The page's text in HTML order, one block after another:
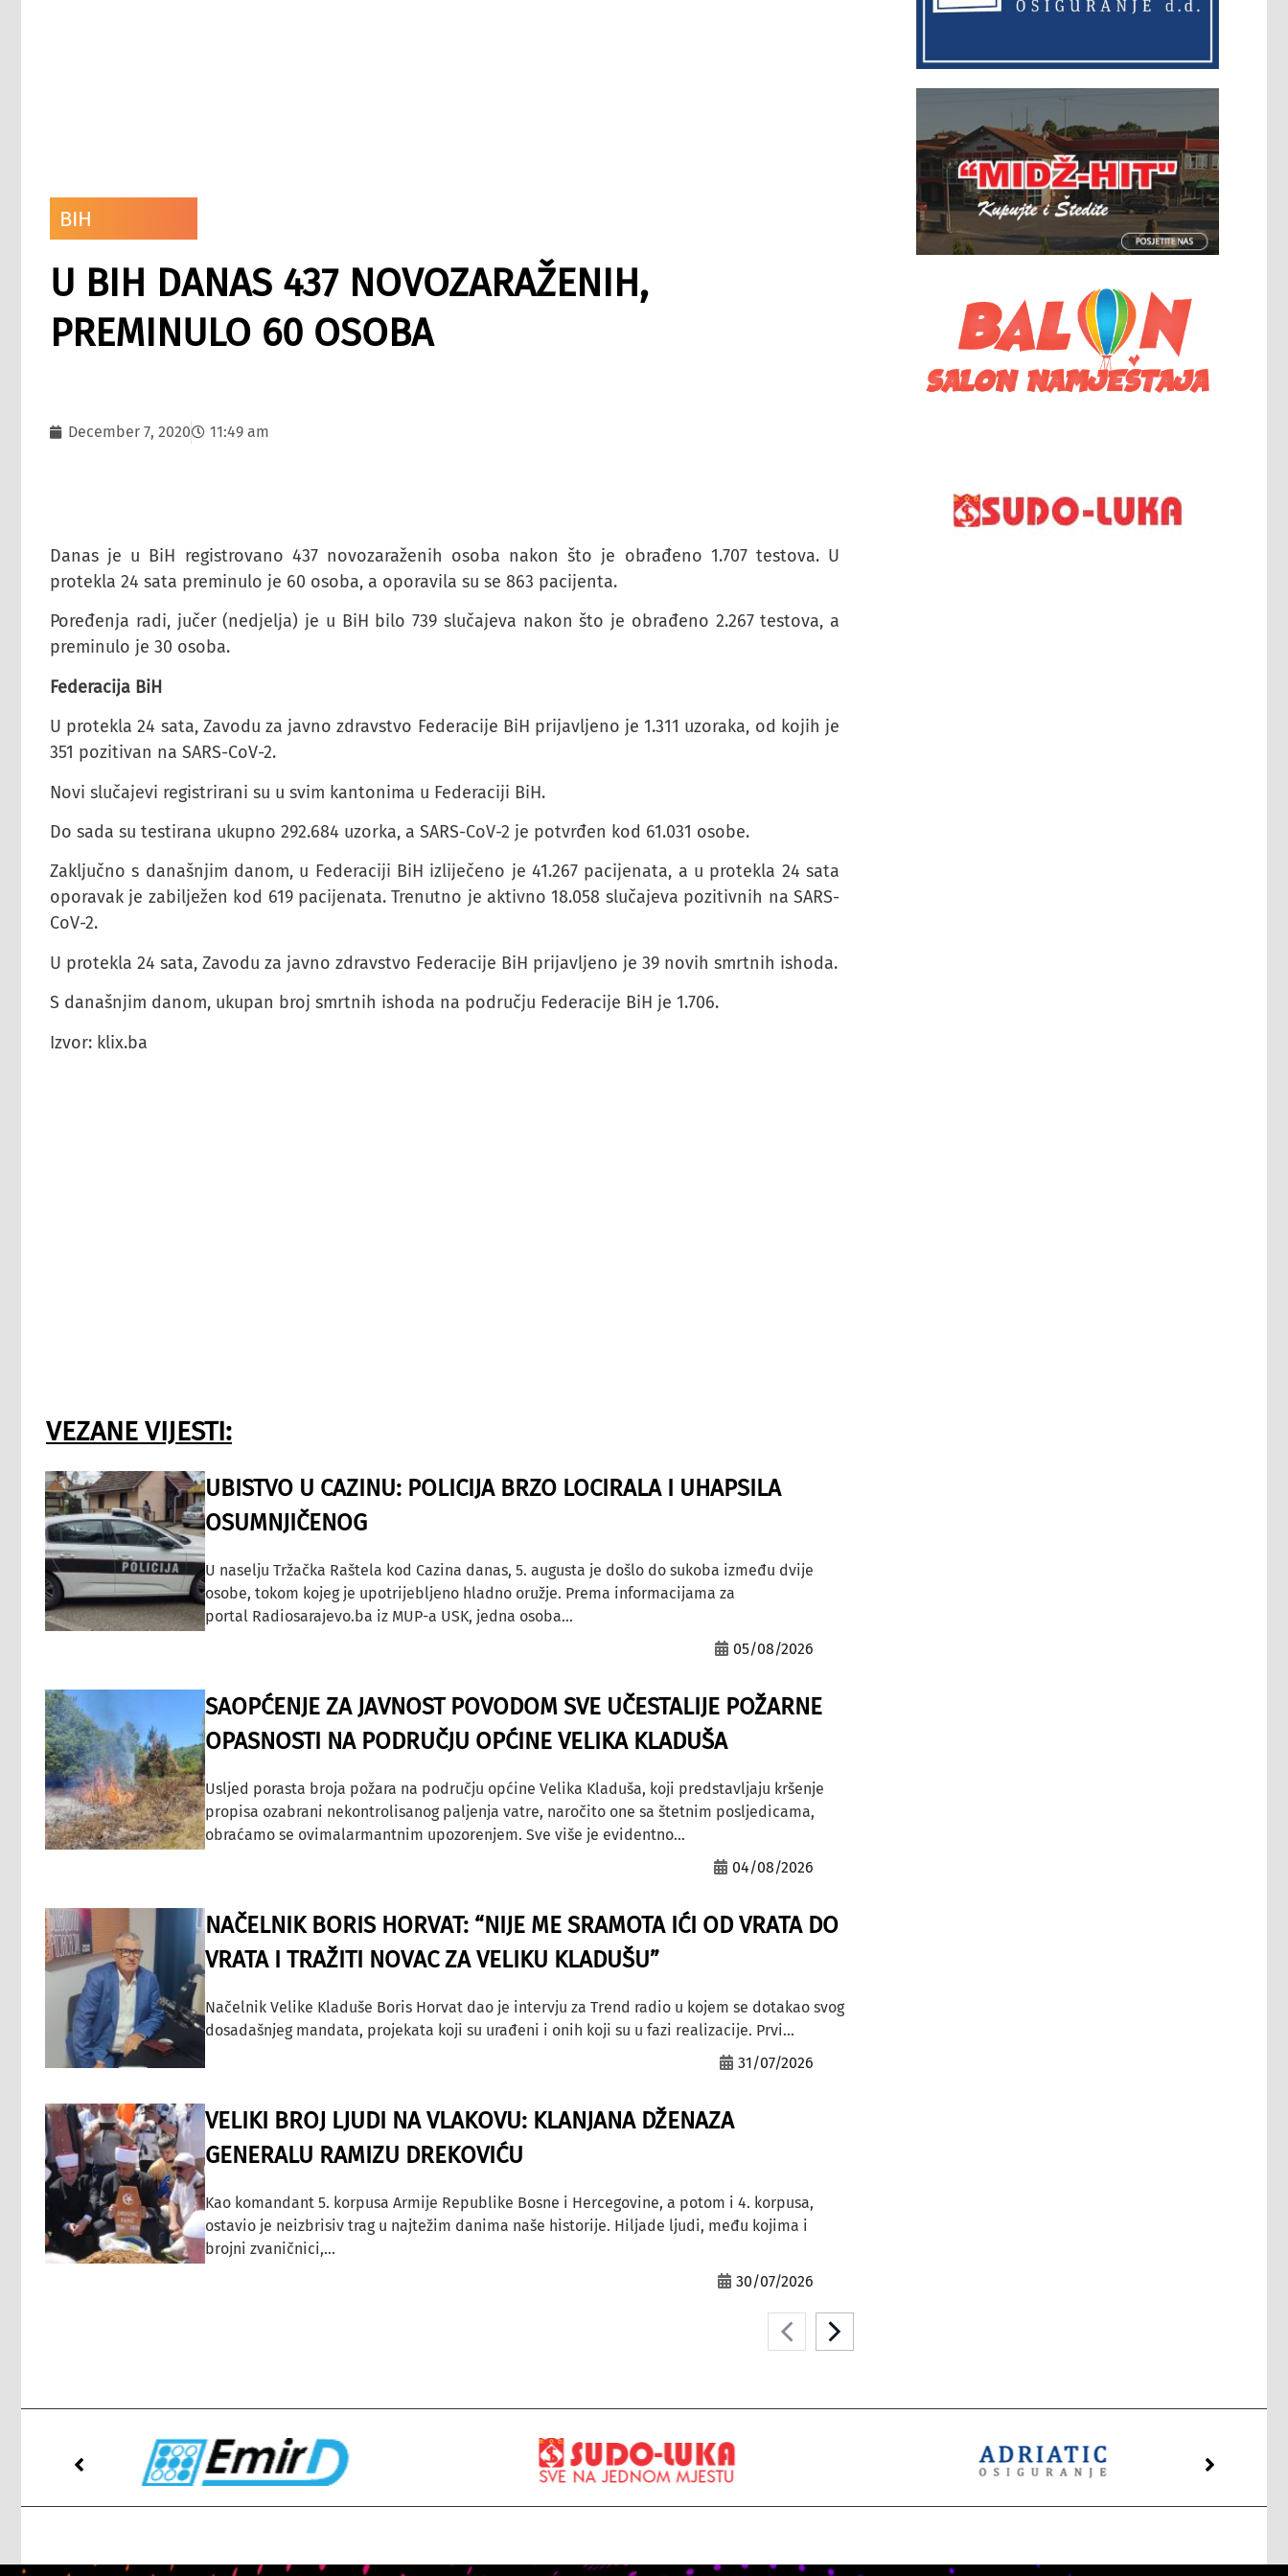
BIH
U BIH DANAS 437 NOVOZARAŽENIH,
PREMINULO 60 OSOBA
December 7, 2020 11:49 am
Danas je u BiH registrovano 437 novozaraženih osoba nakon što je obrađeno 1.707 testova. U
protekla 24 sata preminulo je 60 osoba, a oporavila su se 863 pacijenta.
Poređenja radi, jučer (nedjelja) je u BiH bilo 739 slučajeva nakon što je obrađeno 2.267 testova, a
preminulo je 30 osoba.
Federacija BiH
U protekla 24 sata, Zavodu za javno zdravstvo Federacije BiH prijavljeno je 1.311 uzoraka, od kojih je
351 pozitivan na SARS-CoV-2.
Novi slučajevi registrirani su u svim kantonima u Federaciji BiH.
Do sada su testirana ukupno 292.684 uzorka, a SARS-CoV-2 je potvrđen kod 61.031 osobe.
Zaključno s današnjim danom, u Federaciji BiH izliječeno je 41.267 pacijenata, a u protekla 24 sata
oporavak je zabilježen kod 619 pacijenata. Trenutno je aktivno 18.058 slučajeva pozitivnih na SARS-
CoV-2.
U protekla 24 sata, Zavodu za javno zdravstvo Federacije BiH prijavljeno je 39 novih smrtnih ishoda.
S današnjim danom, ukupan broj smrtnih ishoda na području Federacije BiH je 1.706.
Izvor: klix.ba
VEZANE VIJESTI:
UBISTVO U CAZINU: POLICIJA BRZO LOCIRALA I UHAPSILA
OSUMNJIČENOG
U naselju Tržačka Raštela kod Cazina danas, 5. augusta je došlo do sukoba između dvije
osobe, tokom kojeg je upotrijebljeno hladno oružje. Prema informacijama za
portal Radiosarajevo.ba iz MUP-a USK, jedna osoba...
05/08/2026
SAOPĆENJE ZA JAVNOST POVODOM SVE UČESTALIJE POŽARNE
OPASNOSTI NA PODRUČJU OPĆINE VELIKA KLADUŠA
Usljed porasta broja požara na području općine Velika Kladuša, koji predstavljaju kršenje
propisa ozabrani nekontrolisanog paljenja vatre, naročito one sa štetnim posljedicama,
obraćamo se ovimalarmantnim upozorenjem. Sve više je evidentno...
04/08/2026
NAČELNIK BORIS HORVAT: “NIJE ME SRAMOTA IĆI OD VRATA DO
VRATA I TRAŽITI NOVAC ZA VELIKU KLADUŠU”
Načelnik Velike Kladuše Boris Horvat dao je intervju za Trend radio u kojem se dotakao svog
dosadašnjeg mandata, projekata koji su urađeni i onih koji su u fazi realizacije. Prvi...
31/07/2026
VELIKI BROJ LJUDI NA VLAKOVU: KLANJANA DŽENAZA
GENERALU RAMIZU DREKOVIĆU
Kao komandant 5. korpusa Armije Republike Bosne i Hercegovine, a potom i 4. korpusa,
ostavio je neizbrisiv trag u najtežim danima naše historije. Hiljade ljudi, među kojima i
brojni zvaničnici,...
30/07/2026